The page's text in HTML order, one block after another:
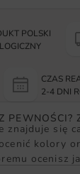
POLSKI
CZAS
2-4 DNI
PEWNOŚCI?
znajduje się
kolory
ocenisz